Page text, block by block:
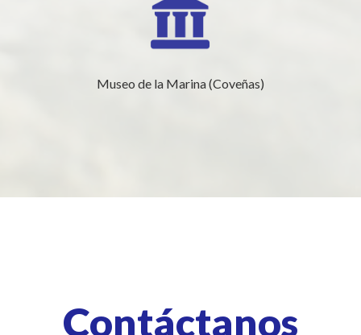
Museo de la Marina (Coveñas)
Contáctanos